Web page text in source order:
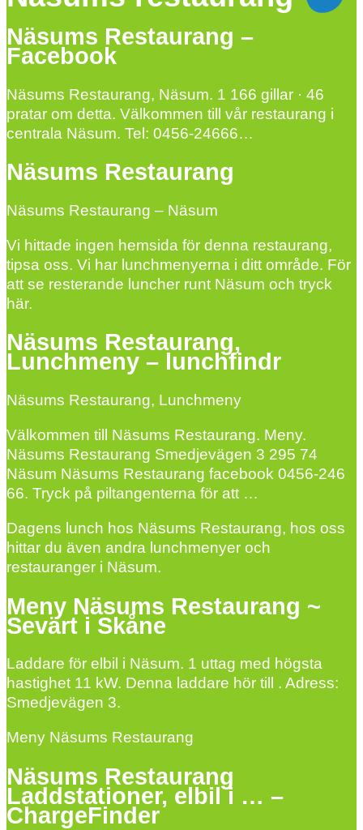
Näsums Restaurang –
Facebook
Näsums Restaurang, Näsum. 1 166 gillar · 46
pratar om detta. Välkommen till vår restaurang i
centrala Näsum. Tel: 0456-24666…
Näsums Restaurang
Näsums Restaurang – Näsum
Vi hittade ingen hemsida för denna restaurang,
tipsa oss. Vi har lunchmenyerna i ditt område. För
att se resterande luncher runt Näsum och tryck
här.
Näsums Restaurang,
Lunchmeny – lunchfindr
Näsums Restaurang, Lunchmeny
Välkommen till Näsums Restaurang. Meny.
Näsums Restaurang Smedjevägen 3 295 74
Näsum Näsums Restaurang facebook 0456-246
66. Tryck på piltangenterna för att …
Dagens lunch hos Näsums Restaurang, hos oss
hittar du även andra lunchmenyer och
restauranger i Näsum.
Meny Näsums Restaurang ~
Sevärt i Skåne
Laddare för elbil i Näsum. 1 uttag med högsta
hastighet 11 kW. Denna laddare hör till . Adress:
Smedjevägen 3.
Meny Näsums Restaurang
Näsums Restaurang
Laddstationer, elbil i … –
ChargeFinder